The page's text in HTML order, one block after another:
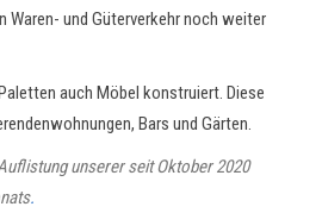
Waren- und Güterverkehr noch weiter
auch Möbel konstruiert. Diese
Bars und Gärten.
unserer seit Oktober 2020
.